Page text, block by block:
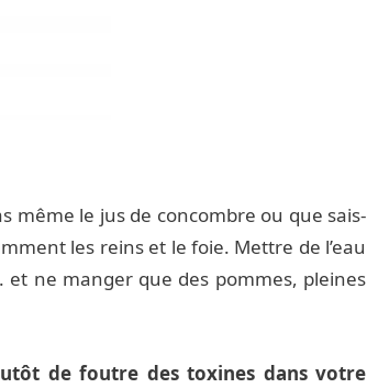
même le jus de concombre ou que sais-
les reins et le foie. Mettre de l’eau
ne manger que des pommes, pleines
de foutre des toxines dans votre